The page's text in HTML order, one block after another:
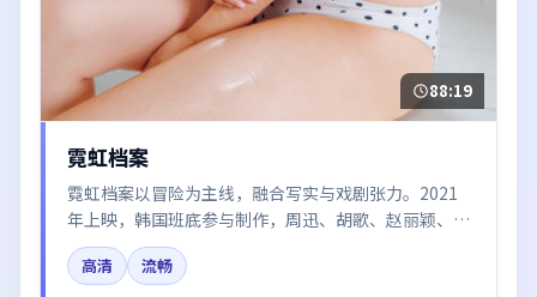
88:19
霓虹档案
霓虹档案以冒险为主线，融合写实与戏剧张力。2021
年上映，韩国班底参与制作，周迅、胡歌、赵丽颖、于
和伟在片中呈现细腻表演，影像风格统一，配乐与剪辑
强化了情绪曲线。
高清
流畅